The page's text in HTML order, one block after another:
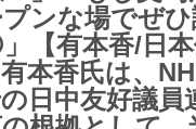
ンな場でぜひ
【有本香/日
本香氏は、
日中友好議員